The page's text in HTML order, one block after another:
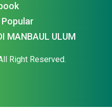
MANBAUL ULUM
Right Reserved.